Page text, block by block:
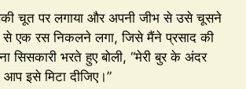
चूत पर लगाया और अपनी जीभ से उसे चूसने
एक रस निकलने लगा, जिसे मैंने प्रसाद की
सिसकारी भरते हुए बोली, “मेरी बुर के अंदर
इसे मिटा दीजिए।”